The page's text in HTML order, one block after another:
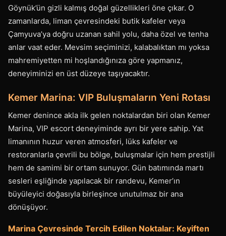
Göynük’ün gizli kalmış doğal güzellikleri öne çıkar. O
zamanlarda, liman çevresindeki butik kafeler veya
Çamyuva’ya doğru uzanan sahil yolu, daha özel ve tenha
anlar vaat eder. Mevsim seçiminizi, kalabalıktan mı yoksa
mahremiyetten mi hoşlandığınıza göre yapmanız,
deneyiminizi en üst düzeye taşıyacaktır.
Kemer Marina: VIP Buluşmaların Yeni Rotası
Kemer denince akla ilk gelen noktalardan biri olan Kemer
Marina, VIP escort deneyiminde ayrı bir yere sahip. Yat
limanının huzur veren atmosferi, lüks kafeler ve
restoranlarla çevrili bu bölge, buluşmalar için hem prestijli
hem de samimi bir ortam sunuyor. Gün batımında martı
sesleri eşliğinde yapılacak bir randevu, Kemer’ın
büyüleyici doğasıyla birleşince unutulmaz bir ana
dönüşüyor.
Marina Çevresinde Tercih Edilen Noktalar: Keyiften